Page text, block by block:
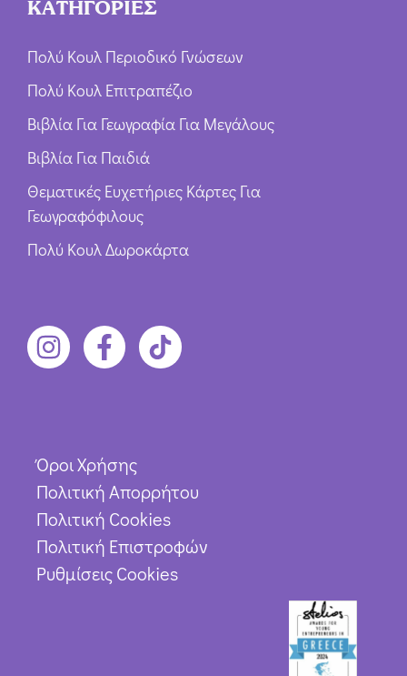
ΚΑΤΗΓΟΡΙΕΣ
Πολύ Κουλ Περιοδικό Γνώσεων
Πολύ Κουλ Επιτραπέζιο
Βιβλία Για Γεωγραφία Για Μεγάλους
Βιβλία Για Παιδιά
Θεματικές Ευχετήριες Κάρτες Για
Γεωγραφόφιλους
Πολύ Κουλ Δωροκάρτα
Όροι Χρήσης
Πολιτική Απορρήτου
Πολιτική Cookies
Πολιτική Επιστροφών
Ρυθμίσεις Cookies